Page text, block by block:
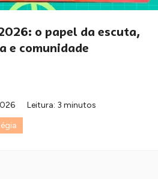
o papel da escuta,
e comunidade
Leitura: 3 minutos